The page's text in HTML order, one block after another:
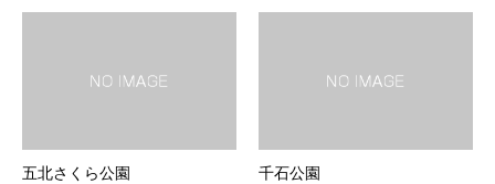
五北さくら公園 千石公園